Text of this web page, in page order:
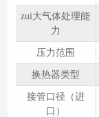
zui大气体处理能
力
压力范围
换热器类型
接管口径（进
口）